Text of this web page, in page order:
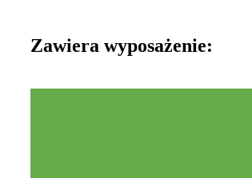
Zawiera wyposażenie: